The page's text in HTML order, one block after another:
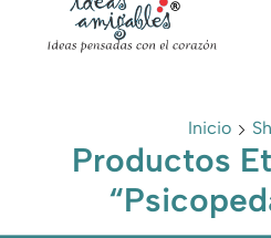
Inicio
Productos